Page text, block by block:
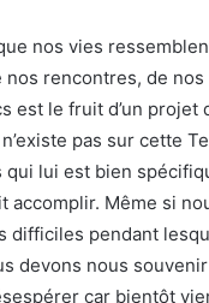
nos vies
nos rencontres, de
est le fruit d’un projet
pas sur cette
qui lui est bien
accomplir. Même si
difficiles pendant
devons nous
car bientôt